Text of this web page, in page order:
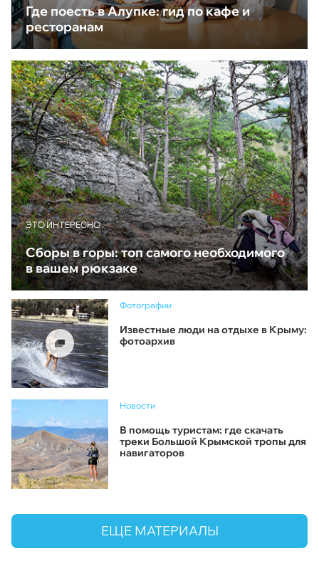
Где поесть в Алупке: гид по кафе и
ресторанам
ЭТО ИНТЕРЕСНО
Сборы в горы: топ самого необходимого
в вашем рюкзаке
Фотографии
Известные люди на отдыхе в Крыму:
фотоархив
Новости
В помощь туристам: где скачать
треки Большой Крымской тропы для
навигаторов
ЕЩЕ МАТЕРИАЛЫ